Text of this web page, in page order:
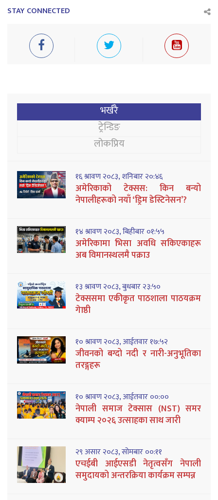
STAY CONNECTED
भर्खरै
ट्रेन्डिङ
लोकप्रिय
१६ श्रावण २०८३, शनिबार २०:४६
अमेरिकाको टेक्सस: किन बन्यो
नेपालीहरूको नयाँ ‘ड्रिम डेस्टिनेसन’?
१४ श्रावण २०८३, बिहीबार ०१:५५
अमेरिकामा भिसा अवधि सकिएकाहरू
अब विमानस्थलमै पक्राउ
१३ श्रावण २०८३, बुधबार २३:५०
टेक्ससमा एकीकृत पाठशाला पाठयक्रम
गेाष्ठी
१० श्रावण २०८३, आईतवार १७:५२
जीवनको बग्दो नदी र नारी-अनुभूतिका
तरङ्गहरू
१० श्रावण २०८३, आईतवार ००:००
नेपाली समाज टेक्सास (NST) समर
क्याम्प २०२६ उत्साहका साथ जारी
२९ असार २०८३, सोमबार ००:११
एचईबी आईएसडी नेतृत्वसँग नेपाली
समुदायको अन्तरक्रिया कार्यक्रम सम्पन्न